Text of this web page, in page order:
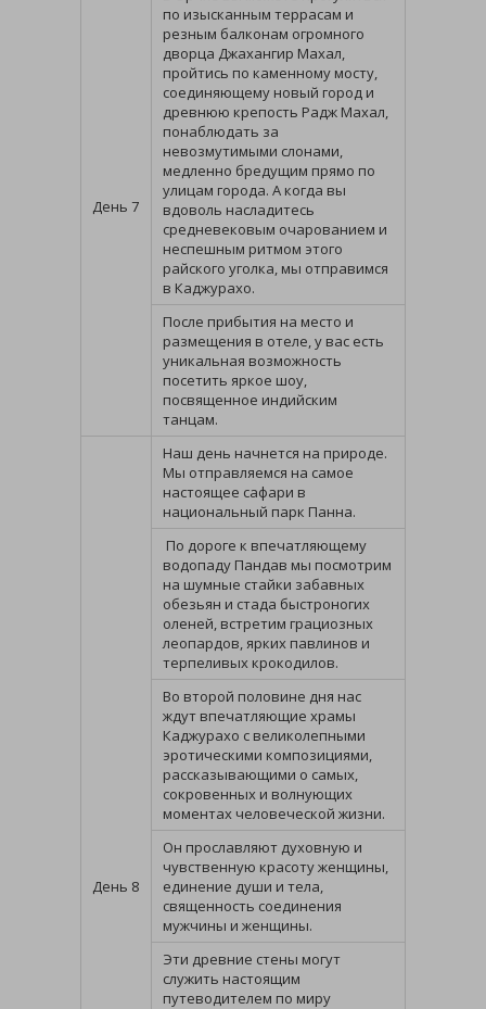
День 7
по изысканным террасам и
резным балконам огромного
дворца Джахангир Махал,
пройтись по каменному мосту,
соединяющему новый город и
древнюю крепость Радж Махал,
понаблюдать за
невозмутимыми слонами,
медленно бредущим прямо по
улицам города. А когда вы
вдоволь насладитесь
средневековым очарованием и
неспешным ритмом этого
райского уголка, мы отправимся
в Каджурахо.
После прибытия на место и
размещения в отеле, у вас есть
уникальная возможность
посетить яркое шоу,
посвященное индийским
танцам.
День 8
Наш день начнется на природе.
Мы отправляемся на самое
настоящее сафари в
национальный парк Панна.
По дороге к впечатляющему
водопаду Пандав мы посмотрим
на шумные стайки забавных
обезьян и стада быстроногих
оленей, встретим грациозных
леопардов, ярких павлинов и
терпеливых крокодилов.
Во второй половине дня нас
ждут впечатляющие храмы
Каджурахо с великолепными
эротическими композициями,
рассказывающими о самых,
сокровенных и волнующих
моментах человеческой жизни.
Он прославляют духовную и
чувственную красоту женщины,
единение души и тела,
священность соединения
мужчины и женщины.
Эти древние стены могут
служить настоящим
путеводителем по миру